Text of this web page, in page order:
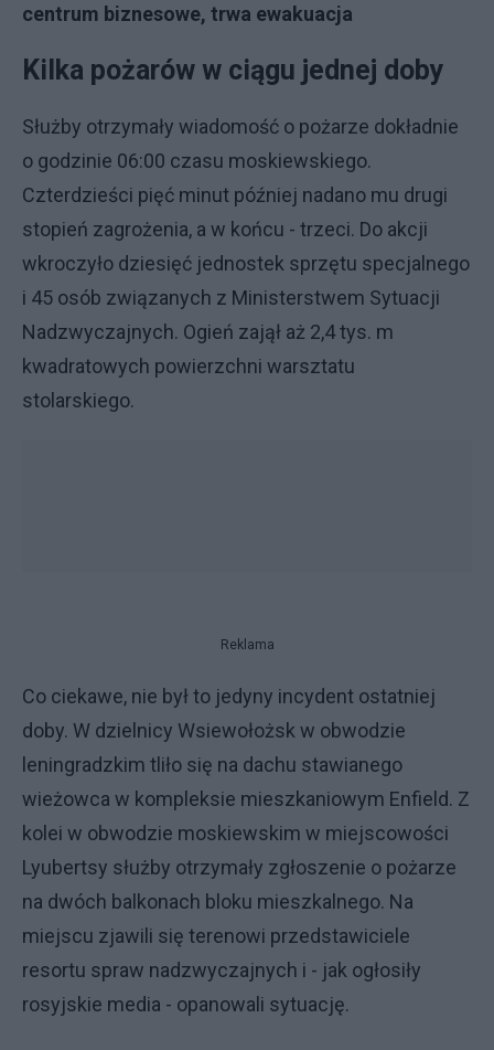
centrum biznesowe, trwa ewakuacja
Kilka pożarów w ciągu jednej doby
Służby otrzymały wiadomość o pożarze dokładnie
o godzinie 06:00 czasu moskiewskiego.
Czterdzieści pięć minut później nadano mu drugi
stopień zagrożenia, a w końcu - trzeci. Do akcji
wkroczyło dziesięć jednostek sprzętu specjalnego
i 45 osób związanych z Ministerstwem Sytuacji
Nadzwyczajnych. Ogień zajął aż 2,4 tys. m
kwadratowych powierzchni warsztatu
stolarskiego.
Reklama
Co ciekawe, nie był to jedyny incydent ostatniej
doby. W dzielnicy Wsiewołożsk w obwodzie
leningradzkim tliło się na dachu stawianego
wieżowca w kompleksie mieszkaniowym Enfield. Z
kolei w obwodzie moskiewskim w miejscowości
Lyubertsy służby otrzymały zgłoszenie o pożarze
na dwóch balkonach bloku mieszkalnego. Na
miejscu zjawili się terenowi przedstawiciele
resortu spraw nadzwyczajnych i - jak ogłosiły
rosyjskie media - opanowali sytuację.